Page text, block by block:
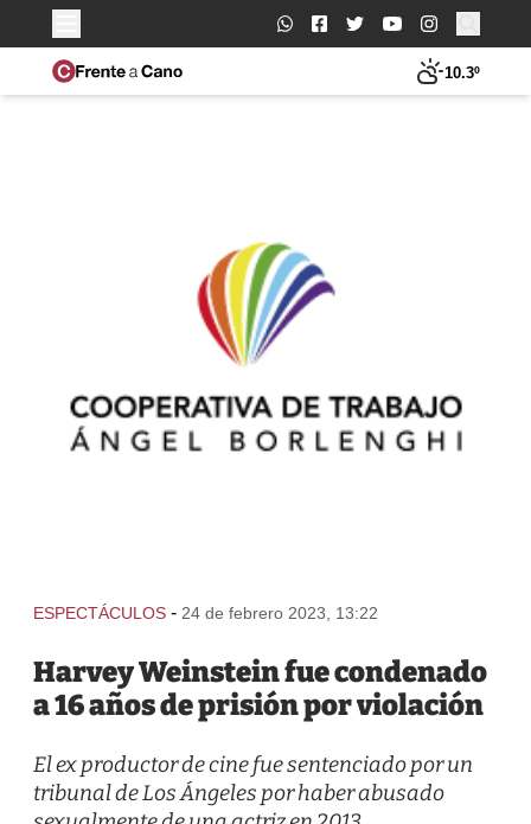
Buscar:
10.3º
ESPECTÁCULOS - 24 de febrero 2023, 13:22
Harvey Weinstein fue condenado
a 16 años de prisión por violación
El ex productor de cine fue sentenciado por un
tribunal de Los Ángeles por haber abusado